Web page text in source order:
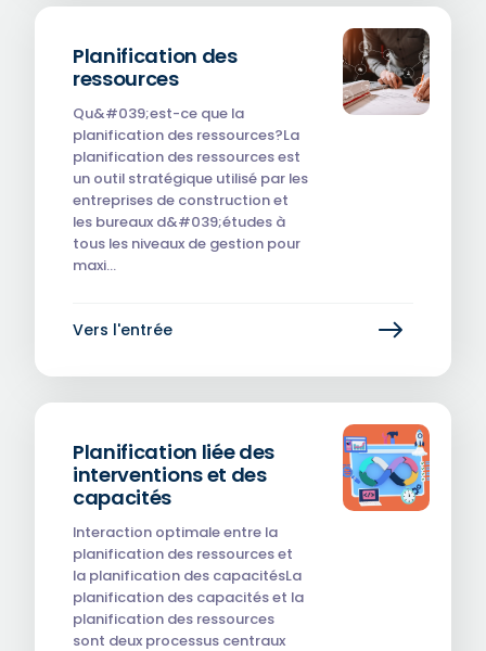
Planification des
ressources
Qu&#039;est-ce que la
planification des ressources?La
planification des ressources est
un outil stratégique utilisé par les
entreprises de construction et
les bureaux d&#039;études à
tous les niveaux de gestion pour
maxi…
Vers l'entrée
Planification liée des
interventions et des
capacités
‎Interaction optimale entre la
planification des ressources et
la planification des capacitésLa
planification des capacités et la
planification des ressources
sont deux processus centraux